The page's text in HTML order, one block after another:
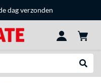
dag verzonden